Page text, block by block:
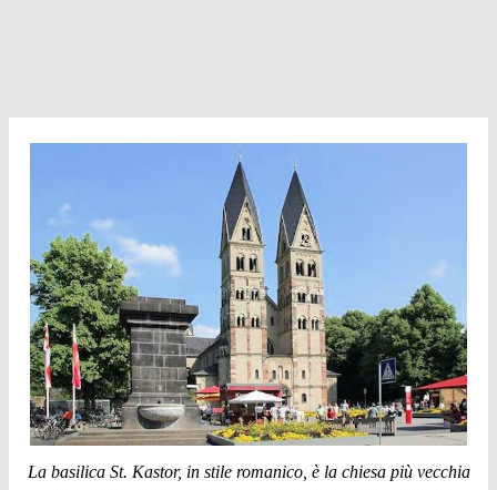
La basilica St. Kastor, in stile romanico, è la chiesa più vecchia